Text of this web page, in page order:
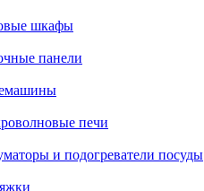
шкафы
панели
печи
и подогреватели посуды